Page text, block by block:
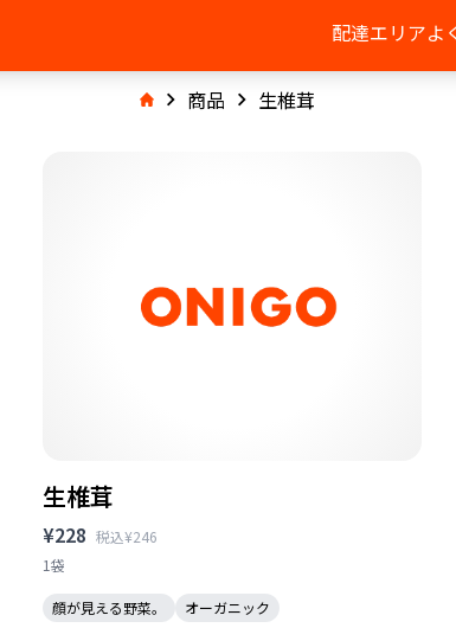
配達エリアよ
商品 生椎茸
生椎茸
¥228 税込¥246
1袋
顔が見える野菜。 オーガニック